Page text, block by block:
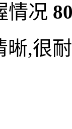
情况
晰,很